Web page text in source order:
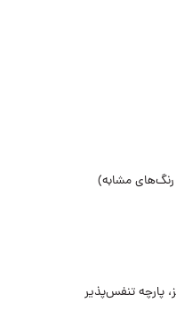
مشابه)
پارچه تنفس‌پذیر